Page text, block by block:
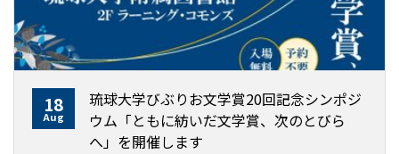
18
Aug
琉球大学びぶりお文学賞20回記念シンポジ
ウム「ともに紡いだ文学賞、次のとびら
へ」を開催します